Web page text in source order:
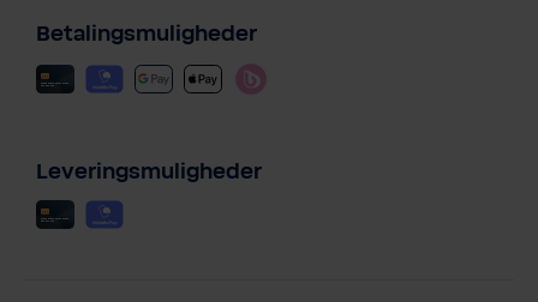
Betalingsmuligheder
Leveringsmuligheder